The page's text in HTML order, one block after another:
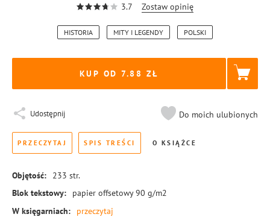
3.7 Zostaw opinię
HISTORIA MITY I LEGENDY POLSKI
KUP OD 7.88
Udostępnij Do moich ulubionych
PRZECZYTAJ SPIS TREŚCI O KSIĄŻCE
Objętość: 233 str.
Blok tekstowy:
papier offsetowy 90 g/m2
W księgarniach:
przeczytaj